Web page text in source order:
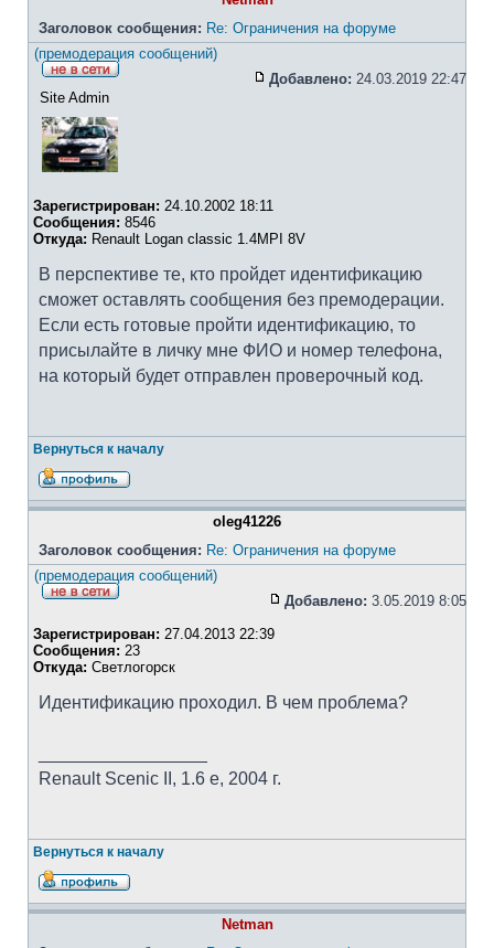
Заголовок сообщения: Re: Ограничения на форуме
(премодерация сообщений)
Добавлено: 24.03.2019 22:47
Site Admin
Зарегистрирован: 24.10.2002 18:11
Сообщения: 8546
Откуда: Renault Logan classic 1.4MPI 8V
В перспективе те, кто пройдет идентификацию
сможет оставлять сообщения без премодерации.
Если есть готовые пройти идентификацию, то
присылайте в личку мне ФИО и номер телефона,
на который будет отправлен проверочный код.
Вернуться к началу
oleg41226
Заголовок сообщения: Re: Ограничения на форуме
(премодерация сообщений)
Добавлено: 3.05.2019 8:05
Зарегистрирован: 27.04.2013 22:39
Сообщения: 23
Откуда: Светлогорск
Идентификацию проходил. В чем проблема?
Renault Scenic II, 1.6 e, 2004 г.
Вернуться к началу
Netman